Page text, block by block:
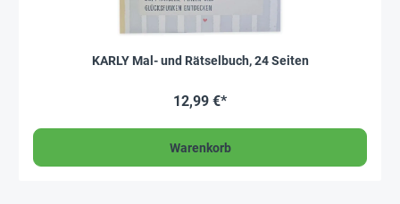
KARLY Mal- und Rätselbuch, 24 Seiten
12,99 €*
Warenkorb